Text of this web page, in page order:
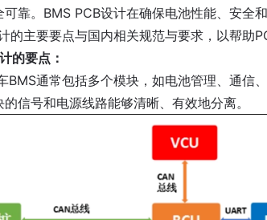
靠。BMS PCB设计在确保电池性能、安全
的主要要点与国内相关规范与要求，以帮助
的要点：
BMS通常包括多个模块，如电池管理、通信
信号和电源线路能够清晰、有效地分离。